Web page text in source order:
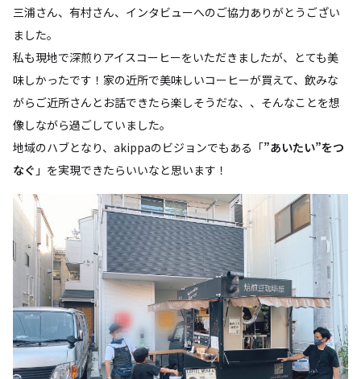
三浦さん、有村さん、インタビューへのご協力ありがとうござい
ました。
私も現地で深煎りアイスコーヒーをいただきましたが、とても美
味しかったです！家の近所で美味しいコーヒーが買えて、飲みな
がらご近所さんとお話できたら楽しそうだな、、そんなことを想
像しながら過ごしていました。
地域のハブとなり、akippaのビジョンでもある「”あいたい”をつ
なぐ 」を実現できたらいいなと思います！